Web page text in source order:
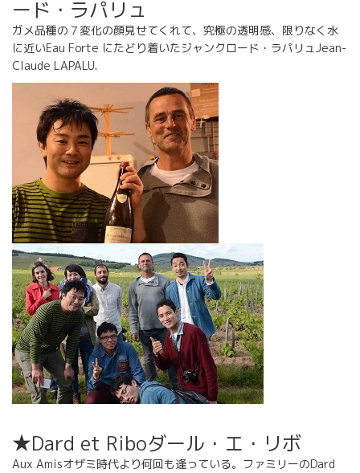
ード・ラパリュ
ガメ品種の７変化の顔見せてくれて、究極の透明感、限りなく水
に近いEau Forte にたどり着いたジャンクロード・ラパリュJean-
Claude LAPALU.
★Dard et Riboダール・エ・リボ
Aux Amisオザミ時代より何回も逢っている。ファミリーのDard